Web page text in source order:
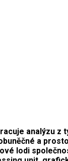
analýzu z
a
lodi